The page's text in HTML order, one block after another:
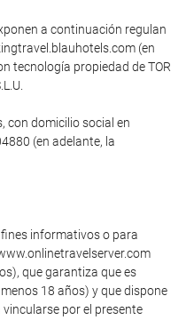
a continuación regulan
(en
tecnología propiedad de TOR
con domicilio social en
(en adelante, la
informativos o para
que garantiza que es
18 años) y que dispone
por el presente